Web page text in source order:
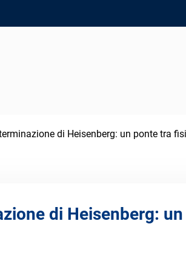
di Heisenberg: un ponte tra
di Heisenberg: